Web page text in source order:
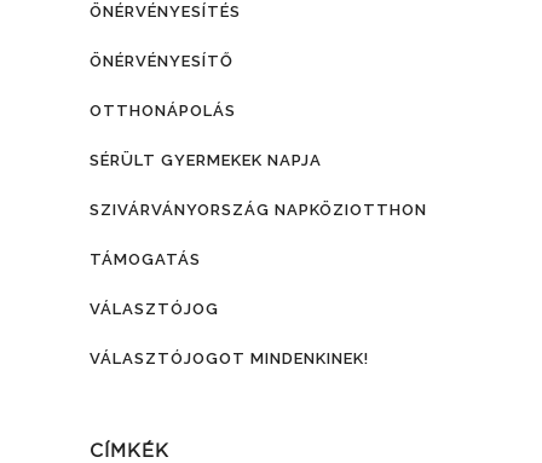
ÖNÉRVÉNYESÍTÉS
ÖNÉRVÉNYESÍTŐ
OTTHONÁPOLÁS
SÉRÜLT GYERMEKEK NAPJA
SZIVÁRVÁNYORSZÁG NAPKÖZIOTTHON
TÁMOGATÁS
VÁLASZTÓJOG
VÁLASZTÓJOGOT MINDENKINEK!
CÍMKÉK